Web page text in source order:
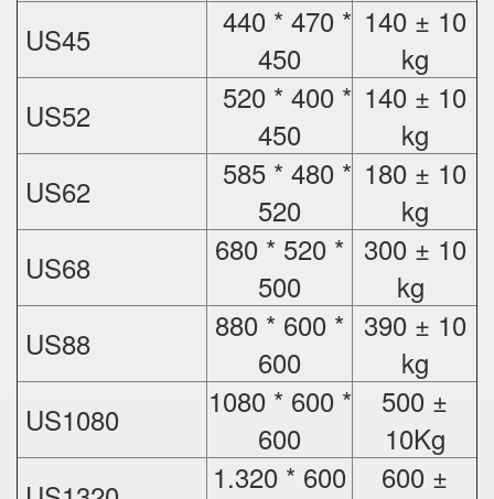
US45
440 * 470 *
450
140 ± 10
kg
US52
520 * 400 *
450
140 ± 10
kg
US62
585 * 480 *
520
180 ± 10
kg
US68
680 * 520 *
500
300 ± 10
kg
US88
880 * 600 *
600
390 ± 10
kg
US1080
1080 * 600 *
600
500 ±
10Kg
1.320 * 600
600 ±